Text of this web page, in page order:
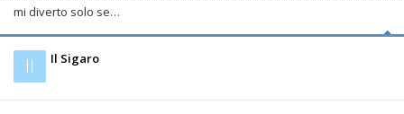
mi diverto solo se…
Il Il Sigaro